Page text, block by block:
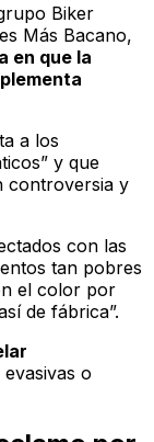
Biker
Más Bacano,
en que la
a los
y que
controversia y
con las
tan pobres
el color por
de fábrica”.
o